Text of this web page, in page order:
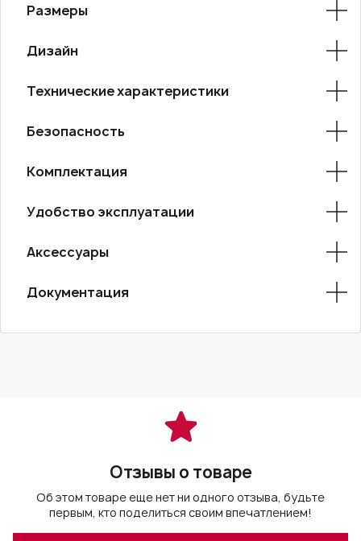
Размеры
Дизайн
Технические характеристики
Безопасность
Комплектация
Удобство эксплуатации
Аксессуары
Документация
Отзывы о товаре
Об этом товаре еще нет ни одного отзыва, будьте
первым, кто поделиться своим впечатлением!